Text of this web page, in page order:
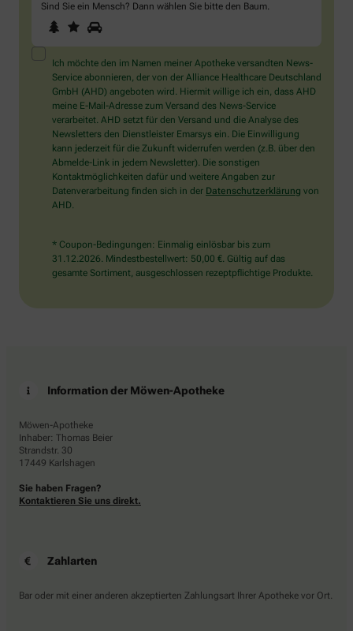
Sind Sie ein Mensch? Dann wählen Sie bitte den Baum.
Sind
Sie
ein
Mensch?
Dann
wählen
Sie
bitte
den
Baum.
1 2
Ich möchte den im Namen meiner Apotheke versandten News-
Service abonnieren, der von der Alliance Healthcare Deutschland
GmbH (AHD) angeboten wird. Hiermit willige ich ein, dass AHD
meine E-Mail-Adresse zum Versand des News-Service
verarbeitet. AHD setzt für den Versand und die Analyse des
Newsletters den Dienstleister Emarsys ein. Die Einwilligung
kann jederzeit für die Zukunft widerrufen werden (z.B. über den
Abmelde-Link in jedem Newsletter). Die sonstigen
Kontaktmöglichkeiten dafür und weitere Angaben zur
Datenverarbeitung finden sich in der Datenschutzerklärung von
AHD.
* Coupon-Bedingungen: Einmalig einlösbar bis zum
31.12.2026. Mindestbestellwert: 50,00 €. Gültig auf das
gesamte Sortiment, ausgeschlossen rezeptpflichtige Produkte.
Information der Möwen-Apotheke
Möwen-Apotheke
Inhaber: Thomas Beier
Strandstr. 30
17449 Karlshagen
Sie haben Fragen?
Kontaktieren Sie uns direkt.
Zahlarten
Bar oder mit einer anderen akzeptierten Zahlungsart Ihrer Apotheke vor Ort.